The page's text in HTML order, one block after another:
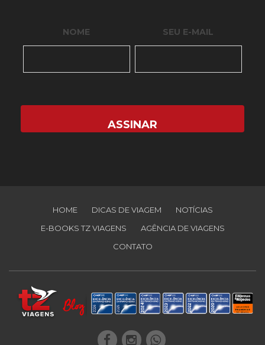
NOME SEU E-MAIL
HOME DICAS DE VIAGEM
NOTÍCIAS
E-BOOKS TZ VIAGENS
AGÊNCIA DE VIAGENS
CONTATO